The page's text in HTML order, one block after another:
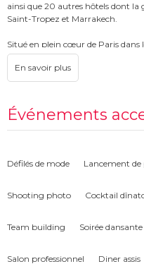
ainsi que 20 autres hôtels dont la
Saint-Tropez et Marrakech.
Situé en plein cœur de Paris dans
animée Rue Saint Honoré et à
accueille pour vos séjours et
novateur en pleine reconversion.
L'hôtel vous réserve de
Paris avec ses cocktails au CBD,
ses nombreux salons dont le
Durant cette métamorphose en
rénovations portant
Événements
Défilés de mode Lancement
Shooting photo Cocktail
Team building Soirée dansante
Salon professionnel Diner assis